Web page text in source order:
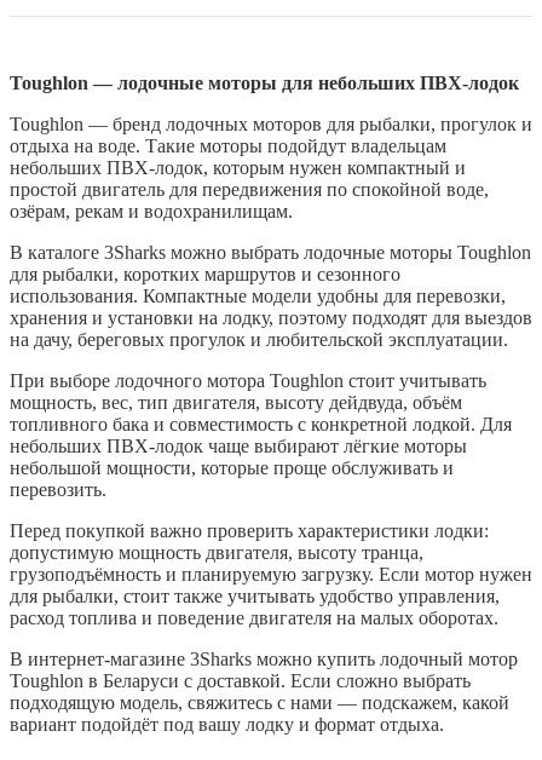
Toughlon — лодочные моторы для небольших ПВХ-лодок
Toughlon — бренд лодочных моторов для рыбалки, прогулок и
отдыха на воде. Такие моторы подойдут владельцам
небольших ПВХ-лодок, которым нужен компактный и
простой двигатель для передвижения по спокойной воде,
озёрам, рекам и водохранилищам.
В каталоге 3Sharks можно выбрать лодочные моторы Toughlon
для рыбалки, коротких маршрутов и сезонного
использования. Компактные модели удобны для перевозки,
хранения и установки на лодку, поэтому подходят для выездов
на дачу, береговых прогулок и любительской эксплуатации.
При выборе лодочного мотора Toughlon стоит учитывать
мощность, вес, тип двигателя, высоту дейдвуда, объём
топливного бака и совместимость с конкретной лодкой. Для
небольших ПВХ-лодок чаще выбирают лёгкие моторы
небольшой мощности, которые проще обслуживать и
перевозить.
Перед покупкой важно проверить характеристики лодки:
допустимую мощность двигателя, высоту транца,
грузоподъёмность и планируемую загрузку. Если мотор нужен
для рыбалки, стоит также учитывать удобство управления,
расход топлива и поведение двигателя на малых оборотах.
В интернет-магазине 3Sharks можно купить лодочный мотор
Toughlon в Беларуси с доставкой. Если сложно выбрать
подходящую модель, свяжитесь с нами — подскажем, какой
вариант подойдёт под вашу лодку и формат отдыха.